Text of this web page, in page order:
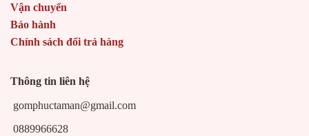
Vận chuyển
Bảo hành
Chính sách đổi trả hàng
Thông tin liên hệ
gomphuctaman@gmail.com
0889966628